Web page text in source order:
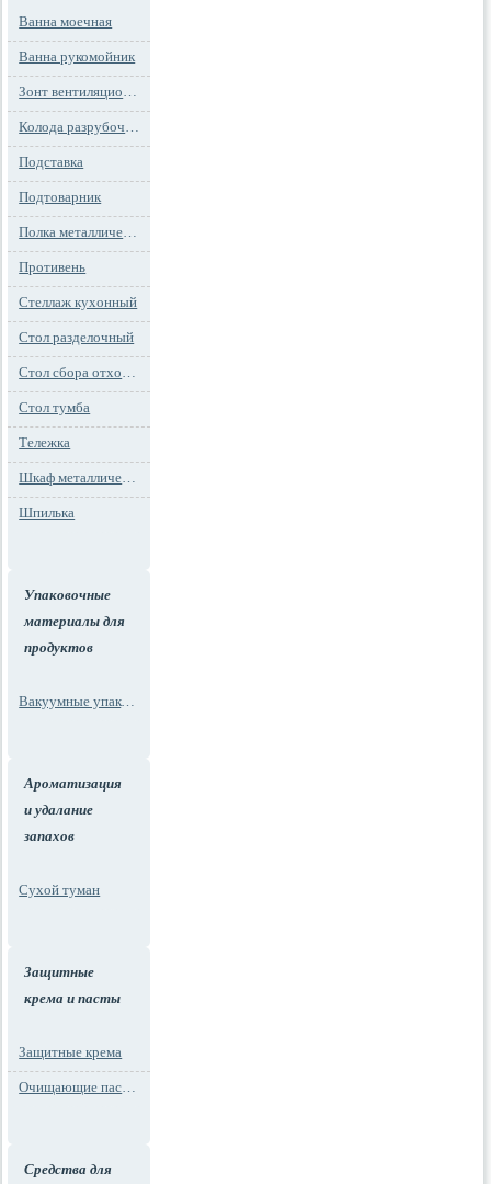
Ванна моечная
Ванна рукомойник
Зонт вентиляционный
Колода разрубочная
Подставка
Подтоварник
Полка металлическая
Противень
Стеллаж кухонный
Стол разделочный
Стол сбора отходов
Стол тумба
Тележка
Шкаф металлический
Шпилька
Упаковочные
материалы для
продуктов
Вакуумные упаковки
Ароматизация
и удалание
запахов
Сухой туман
Защитные
крема и пасты
Защитные крема
Очищающие пасты для рук
Средства для